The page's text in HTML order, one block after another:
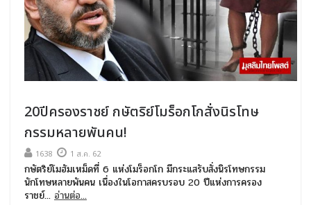
20ปีครองราชย์ กษัตริย์โมร็อกโกสั่งนิรโทษ
กรรมหลายพันคน!
1638 1 ส.ค. 62
กษัตริย์โมฮัมเหม็ดที่ 6 แห่งโมร็อกโก มีกระแสรับสั่งนิรโทษกรรม
นักโทษหลายพันคน เนื่องในโอกาสครบรอบ 20 ปีแห่งการครอง
ราชย์... อ่านต่อ...